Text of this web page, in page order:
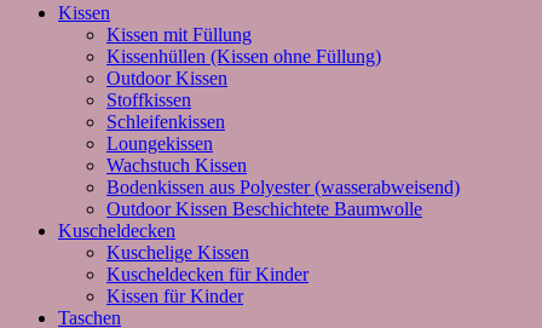
Kissen
Kissen mit Füllung
Kissenhüllen (Kissen ohne Füllung)
Outdoor Kissen
Stoffkissen
Schleifenkissen
Loungekissen
Wachstuch Kissen
Bodenkissen aus Polyester (wasserabweisend)
Outdoor Kissen Beschichtete Baumwolle
Kuscheldecken
Kuschelige Kissen
Kuscheldecken für Kinder
Kissen für Kinder
Taschen